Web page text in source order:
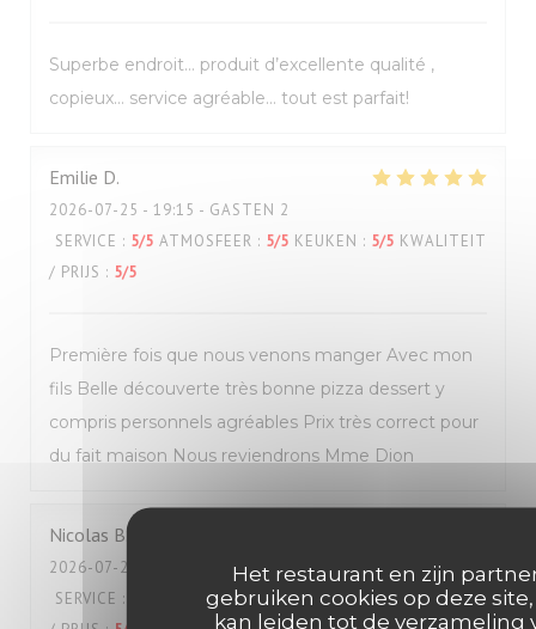
Het restaurant en zijn
gebruiken cookies op deze
kan leiden tot de verzameling
Superbe endroit… produit d’excellente qualité ,
copieux… service agréable… tout est parfait!
Emilie D
2026-07-25 - 19:15 - GASTEN 2
SERVICE : 5/5 ATMOSFEER : 5/5 KEUKEN : 5/5 KWALITEIT
/ PRIJS : 5/5
Première fois que nous venons manger Avec mon
fils Belle découverte très bonne pizza dessert y
compris personnels agréables Prix très correct pour
du fait maison Nous reviendrons Mme Dion
Nicolas B
2026-07-25
- 12:00 - GASTEN 2
SERVICE : ATMOSFEER: 5 /5 KEUKEN : 5/5 KWALITEIT